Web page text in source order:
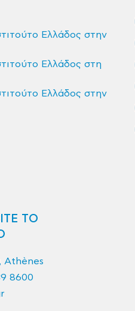
Ελλάδος στην
Ελλάδος στη
Ελλάδος στην
ΤΟ
Athènes
8600